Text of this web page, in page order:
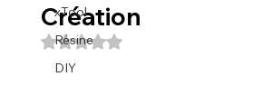
xTool
Résine
DIY
Création
Noté NaN étoiles sur 5.